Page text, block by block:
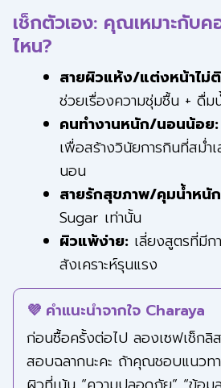
เช็กตัวเอง: คุณเหมาะกับค
ไหน?
สายผิวแห้ง/แต่งหน้าไม่
ช่วยเรื่องความชุ่มชื้น + ดื่ม
คนทำงานหนัก/นอนน้อย:
เพื่อสร้างวินัยการกินที่สม่ำ
นอน
สายรักสุขภาพ/คุมน้ำหนั
Sugar เท่านั้น
ผิวแพ้ง่าย:เลี่ยงสูตรที่มีก
สังเคราะห์รุนแรง
💜 คำแนะนำจากใจ Charaya
ก่อนซื้อครั้งต่อไป ลองเซฟเช็กลิ
สอบฉลากนะคะ ถ้าคุณชอบแนวท